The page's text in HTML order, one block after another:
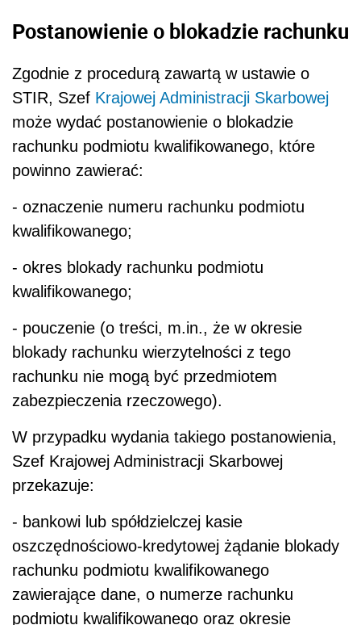
Postanowienie o blokadzie rachunku
Zgodnie z procedurą zawartą w ustawie o
STIR, Szef Krajowej Administracji Skarbowej
może wydać postanowienie o blokadzie
rachunku podmiotu kwalifikowanego, które
powinno zawierać:
- oznaczenie numeru rachunku podmiotu
kwalifikowanego;
- okres blokady rachunku podmiotu
kwalifikowanego;
- pouczenie (o treści, m.in., że w okresie
blokady rachunku wierzytelności z tego
rachunku nie mogą być przedmiotem
zabezpieczenia rzeczowego).
W przypadku wydania takiego postanowienia,
Szef Krajowej Administracji Skarbowej
przekazuje:
- bankowi lub spółdzielczej kasie
oszczędnościowo-kredytowej żądanie blokady
rachunku podmiotu kwalifikowanego
zawierające dane, o numerze rachunku
podmiotu kwalifikowanego oraz okresie